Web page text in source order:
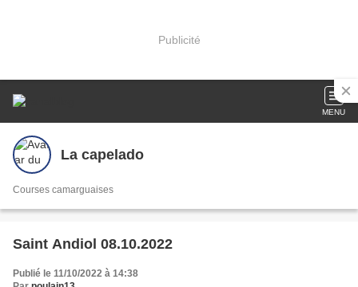
Publicité
MENU
La capelado
Courses camarguaises
Saint Andiol 08.10.2022
Publié le 11/10/2022 à 14:38